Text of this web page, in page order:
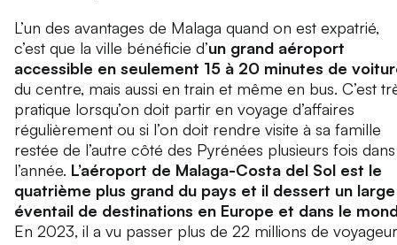
L’un des avantages de Malaga quand on est expatrié,
c’est que la ville bénéficie d’un grand aéroport
accessible en seulement 15 à 20 minutes de
du centre, mais aussi en train et même en bus. C’est
pratique lorsqu’on doit partir en voyage d’affaires
régulièrement ou si l’on doit rendre visite à sa famille
restée de l’autre côté des Pyrénées plusieurs fois dans
l’année. L’aéroport de Malaga-Costa del Sol est le
quatrième plus grand du pays et il dessert un large
éventail de destinations en Europe et dans le
En 2023, il a vu passer plus de 22 millions de